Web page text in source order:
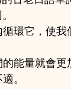
環它，使我
能量就會
。